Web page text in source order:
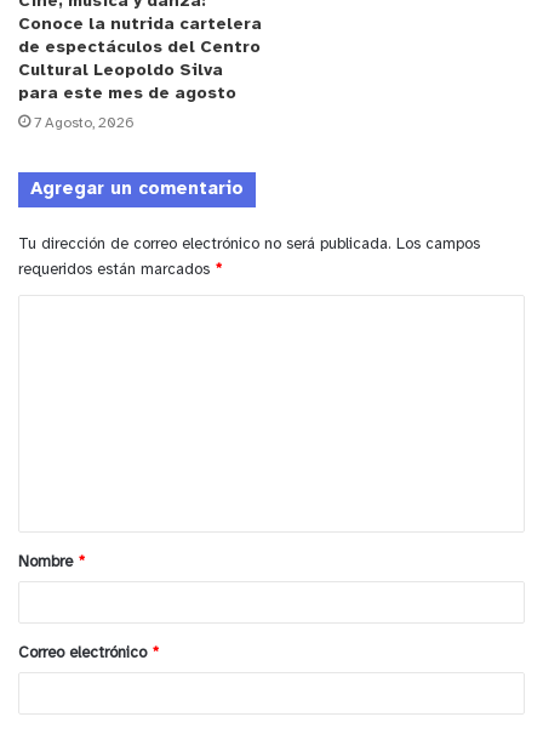
sentido, que aporten al bienestar real de las
personas y desde ese punto de vista, esta
cartelera estival es fruto de un trabajo que no sólo
creó actividades sino que identificó cuáles son los
turistas para el desarrollo de actividades masivas
y de impacto para quienes participen”.
y tú, ¿qué opinas?
Conoce la nutrida cartelera
de espectáculos del Centro
Cultural Leopoldo Silva
para este mes de agosto
7 Agosto, 2026
Agregar un comentario
Tu dirección de correo electrónico no será publicada. Los campos
requeridos están marcados *
a
r
*
Nombre *
Correo electrónico *